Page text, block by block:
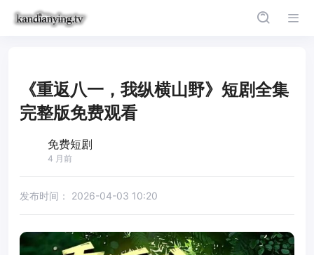
《重返八一，我纵横山野》短剧全集
完整版免费观看
免费短剧
4 月前
发布时间： 2026-04-03 10:20